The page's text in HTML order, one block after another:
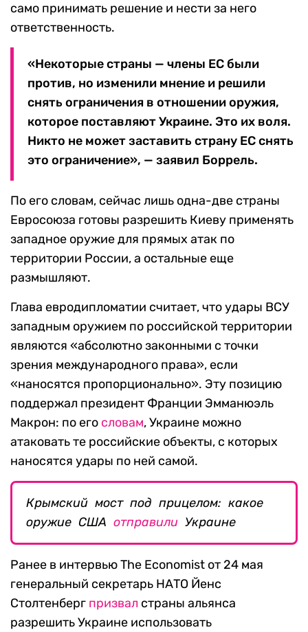
само принимать решение и нести за него
ответственность.
«Некоторые страны — члены ЕС были
против, но изменили мнение и решили
снять ограничения в отношении оружия,
которое поставляют Украине. Это их воля.
Никто не может заставить страну ЕС снять
это ограничение», — заявил Боррель.
По его словам, сейчас лишь одна-две страны
Евросоюза готовы разрешить Киеву применять
западное оружие для прямых атак по
территории России, а остальные еще
размышляют.
Глава евродипломатии считает, что удары ВСУ
западным оружием по российской территории
являются «абсолютно законными с точки
зрения международного права», если
«наносятся пропорционально». Эту позицию
поддержал президент Франции Эмманюэль
Макрон: по его словам, Украине можно
атаковать те российские объекты, с которых
наносятся удары по ней самой.
Крымский мост под прицелом: какое
оружие США отправили Украине
Ранее в интервью The Economist от 24 мая
генеральный секретарь НАТО Йенс
Столтенберг призвал страны альянса
разрешить Украине использовать